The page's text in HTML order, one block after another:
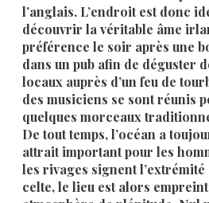
l’anglais. L’endroit est donc
découvrir la véritable âme
préférence le soir après une
dans un pub afin de déguster
locaux auprès d’un feu de
des musiciens se sont réunis
quelques morceaux
De tout temps, l’océan a
attrait important pour les
les rivages signent l’extrémité
celte, le lieu est alors empreint